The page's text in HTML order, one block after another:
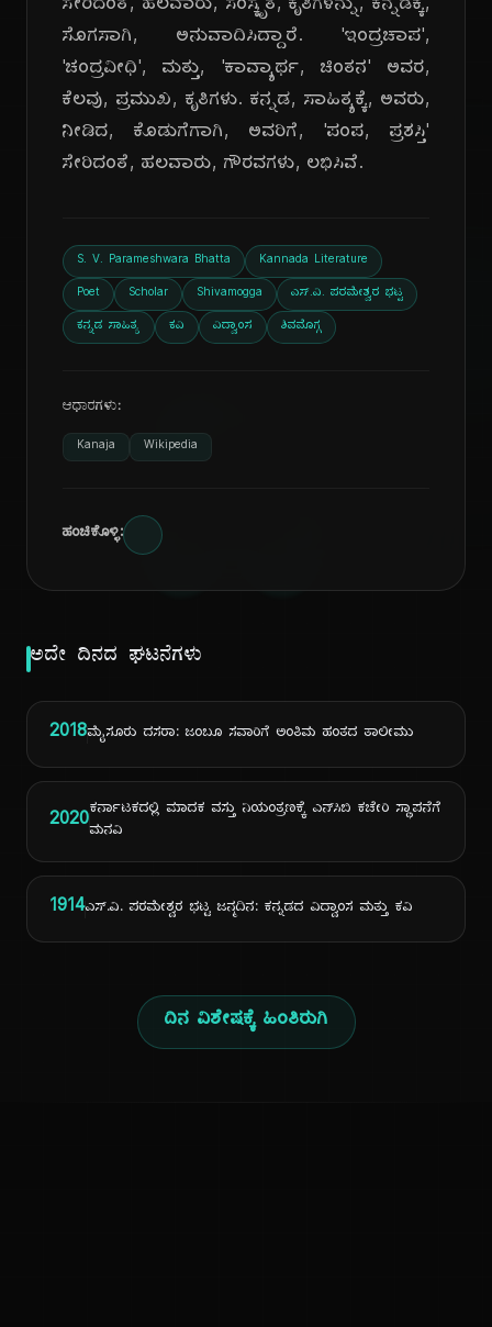
ದಿ
ಸೇರಿದಂತೆ, ಹಲವಾರು, ಸಂಸ್ಕೃತ, ಕೃತಿಗಳನ್ನು, ಕನ್ನಡಕ್ಕೆ,
ಸೊಗಸಾಗಿ, ಅನುವಾದಿಸಿದ್ದಾರೆ. 'ಇಂದ್ರಚಾಪ',
'ಚಂದ್ರವೀಧಿ', ಮತ್ತು, 'ಕಾವ್ಯಾರ್ಥ, ಚಿಂತನ' ಅವರ,
ಕೆಲವು, ಪ್ರಮುಖ, ಕೃತಿಗಳು. ಕನ್ನಡ, ಸಾಹಿತ್ಯಕ್ಕೆ, ಅವರು,
ನೀಡಿದ, ಕೊಡುಗೆಗಾಗಿ, ಅವರಿಗೆ, 'ಪಂಪ, ಪ್ರಶಸ್ತಿ'
ಸೇರಿದಂತೆ, ಹಲವಾರು, ಗೌರವಗಳು, ಲಭಿಸಿವೆ.
S. V. Parameshwara Bhatta Kannada Literature
Poet Scholar Shivamogga ಎಸ್.ವಿ. ಪರಮೇಶ್ವರ ಭಟ್ಟ
ಕನ್ನಡ ಸಾಹಿತ್ಯ ಕವಿ ವಿದ್ವಾಂಸ ಶಿವಮೊಗ್ಗ
ಆಧಾರಗಳು:
Kanaja Wikipedia
ಹಂಚಿಕೊಳ್ಳಿ:
ಅದೇ ದಿನದ ಘಟನೆಗಳು
2018ಮೈಸೂರು ದಸರಾ: ಜಂಬೂ ಸವಾರಿಗೆ ಅಂತಿಮ ಹಂತದ ತಾಲೀಮು
2020ಕರ್ನಾಟಕದಲ್ಲಿ ಮಾದಕ ವಸ್ತು ನಿಯಂತ್ರಣಕ್ಕೆ ಎನ್‌ಸಿಬಿ ಕಚೇರಿ ಸ್ಥಾಪನೆಗೆ
ಮನವಿ
1914ಎಸ್.ವಿ. ಪರಮೇಶ್ವರ ಭಟ್ಟ ಜನ್ಮದಿನ: ಕನ್ನಡದ ವಿದ್ವಾಂಸ ಮತ್ತು ಕವಿ
ದಿನ ವಿಶೇಷಕ್ಕೆ ಹಿಂತಿರುಗಿ